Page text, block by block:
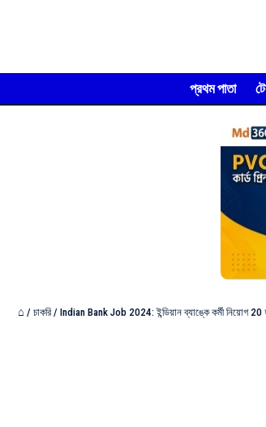
প্রথম পাতা
⌂ / চাকরি / Indian Bank Job 2024: ইন্ডিয়ান ব্যাঙ্কে কর্মী নিয়োগ 20